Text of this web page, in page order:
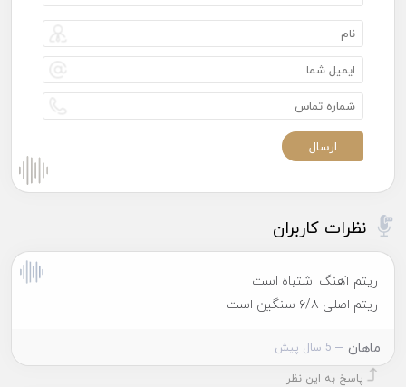
نظرات کاربران
ریتم آهنگ اشتباه است
ریتم اصلی ۶/۸ سنگین است
ماهان
پاسخ به این نظر